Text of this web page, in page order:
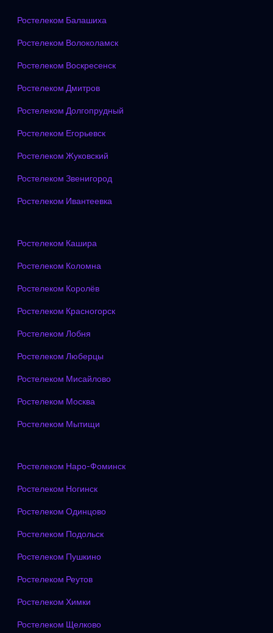
Ростелеком Балашиха
Ростелеком Волоколамск
Ростелеком Воскресенск
Ростелеком Дмитров
Ростелеком Долгопрудный
Ростелеком Егорьевск
Ростелеком Жуковский
Ростелеком Звенигород
Ростелеком Ивантеевка
Ростелеком Кашира
Ростелеком Коломна
Ростелеком Королёв
Ростелеком Красногорск
Ростелеком Лобня
Ростелеком Люберцы
Ростелеком Мисайлово
Ростелеком Москва
Ростелеком Мытищи
Ростелеком Наро-Фоминск
Ростелеком Ногинск
Ростелеком Одинцово
Ростелеком Подольск
Ростелеком Пушкино
Ростелеком Реутов
Ростелеком Химки
Ростелеком Щелково